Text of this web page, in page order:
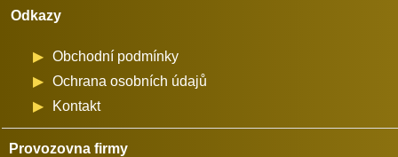
množství
Odkazy
Obchodní podmínky
Ochrana osobních údajů
Kontakt
Provozovna firmy